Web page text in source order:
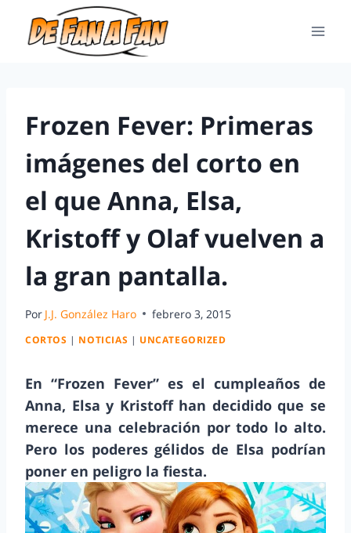
Frozen Fever: Primeras
imágenes del corto en
el que Anna, Elsa,
Kristoff y Olaf vuelven a
la gran pantalla.
Por J.J. González Haro febrero 3, 2015
CORTOS | NOTICIAS | UNCATEGORIZED
En “Frozen Fever” es el cumpleaños de
Anna, Elsa y Kristoff han decidido que se
merece una celebración por todo lo alto.
Pero los poderes gélidos de Elsa podrían
poner en peligro la fiesta.